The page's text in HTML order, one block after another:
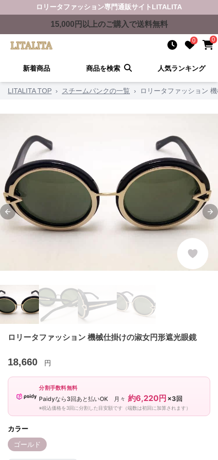
ロリータファッション専門通販サイト LITALITA
15,000 円以上のご購入で送料無料
0 0
新着商品 商品を検索 人気ランキング
LITALITA TOP › スチームパンクの一覧 › ロリータファッション
Previous slide
ロリータファッション 機械仕掛けの淑女円形遮光眼鏡
18,660 円
分割手数料無料
Paidyなら3回あと払いOK 月々 約6,220円 ×3回
※税込価格を3回に分割した目安額です（端数は初回に加算されます）
カラー
ゴールド